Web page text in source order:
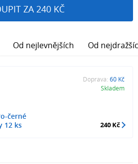
ZA 240 KČ
Od nejlevnějších Od
černé
12 ks
Doprava: 60 Kč
Skladem
240 Kč